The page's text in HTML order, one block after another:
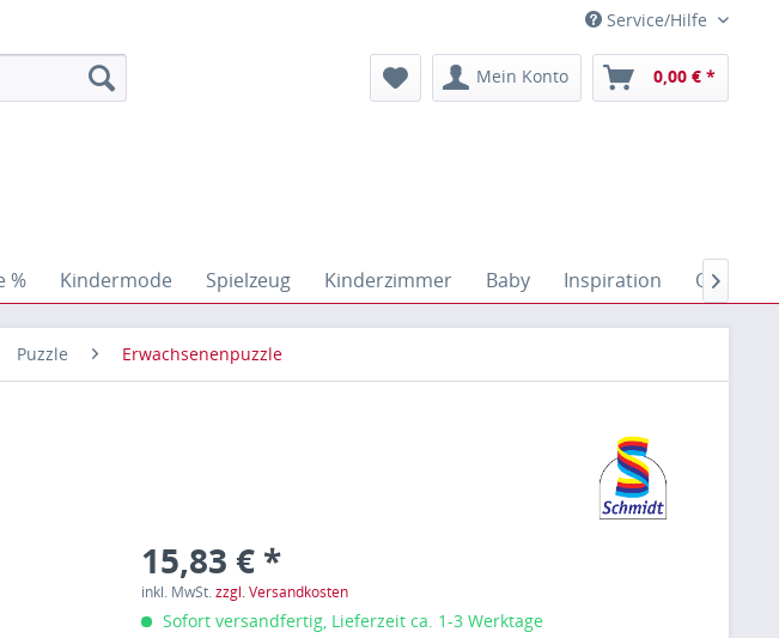
Service/Hilfe
Mein Konto 0,00 € *
% Kindermode Spielzeug Kinderzimmer Baby Inspiration Outdoor

Puzzle Erwachsenenpuzzle
15,83 € *
inkl. MwSt.zzgl. Versandkosten
Sofort versandfertig, Lieferzeit ca. 1-3 Werktage